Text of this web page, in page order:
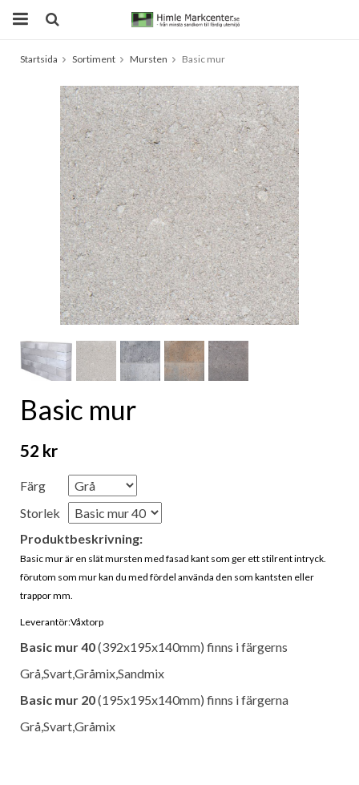
Startsida Sortiment Mursten Basic mur
Basic mur
52 kr
Färg
Storlek
Produktbeskrivning:
Basic mur är en slät mursten med fasad kant som ger ett stilrent intryck.
förutom som mur kan du med fördel använda den som kantsten eller
trappor mm.
Leverantör:Våxtorp
Basic mur 40(392x195x140mm) finns i färgerns
Grå,Svart,Gråmix,Sandmix
Basic mur 20(195x195x140mm) finns i färgerna
Grå,Svart,Gråmix